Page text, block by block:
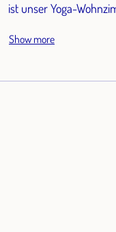
ist unser Yoga-
Show more